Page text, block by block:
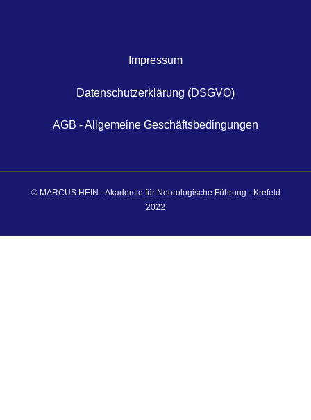
Impressum
Datenschutzerklärung (DSGVO)
AGB - Allgemeine Geschäftsbedingungen
© MARCUS HEIN - Akademie für Neurologische Führung - Krefeld
2022